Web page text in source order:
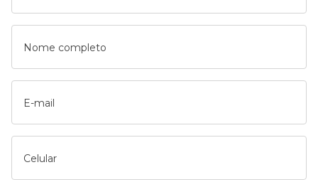
Nome completo
E-mail
Celular